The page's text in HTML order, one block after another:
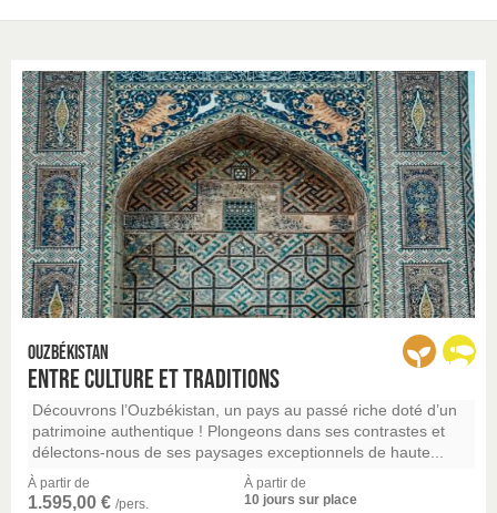
Ouzbékistan
Entre culture et traditions
Découvrons l’Ouzbékistan, un pays au passé riche doté d’un
patrimoine authentique ! Plongeons dans ses contrastes et
délectons-nous de ses paysages exceptionnels de haute...
À partir de
1.595,00 € /pers.
À partir de
10 jours sur place